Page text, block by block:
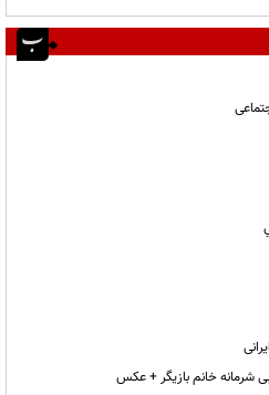
شرمانه خانم بازیگر + عکس